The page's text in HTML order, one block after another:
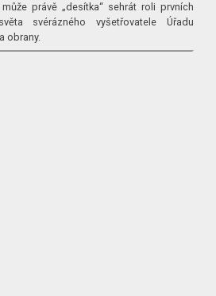
právě „desítka“ sehrát roli prvních
svérázného vyšetřovatele Úřadu
obrany.